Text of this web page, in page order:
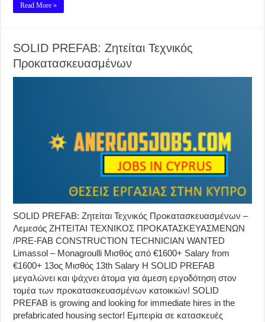
Read More »
SOLID PREFAB: Ζητείται Τεχνικός
Προκατασκευασμένων
SOLID PREFAB: Ζητείται Τεχνικός Προκατασκευασμένων –
Λεμεσός ΖΗΤΕΙΤΑΙ ΤΕΧΝΙΚΟΣ ΠΡΟΚΑΤΑΣΚΕΥΑΣΜΕΝΩΝ
/PRE-FAB CONSTRUCTION TECHNICIAN WANTED
Limassol – Monagroulli Μισθός από €1600+ Salary from
€1600+ 13ος Μισθός 13th Salary Η SOLID PREFAB
μεγαλώνει και ψάχνει άτομα για άμεση εργοδότηση στον
τομέα των προκατασκευασμένων κατοικιών! SOLID
PREFAB is growing and looking for immediate hires in the
prefabricated housing sector! Εμπειρία σε κατασκευές